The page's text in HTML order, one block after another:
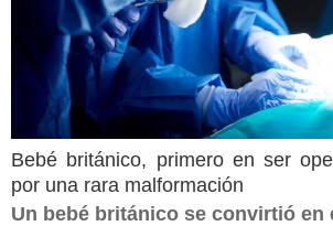
Bebé británico, primero en ser
por una rara malformación
Un bebé británico se convirtió en